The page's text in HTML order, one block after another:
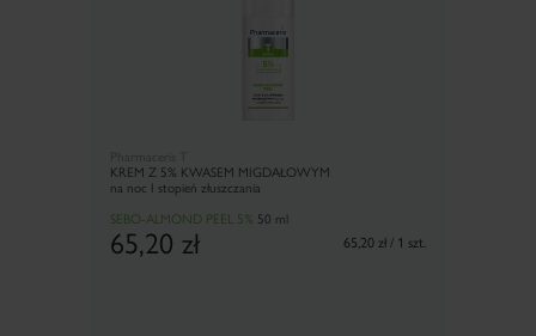
KREM Z 5% KWASEM MIGDAŁOWYM
na noc I stopień złuszczania
SEBO-ALMOND PEEL 5% 50 ml
65,20 zł 65,20 zł / 1 szt.